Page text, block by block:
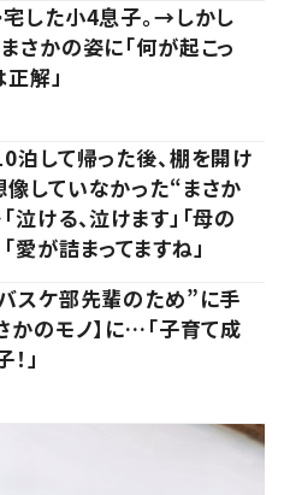
した小4息子。→しかし
さかの姿に「何が起こっ
正解」
泊して帰った後、棚を開け
していなかった“まさか
ける、泣けます」「母の
愛が詰まってますね」
スケ部先輩のため”に手
かのモノ】に…「子育て成
」